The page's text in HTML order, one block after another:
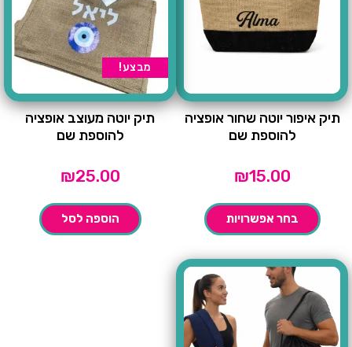
תיק איפור יוטה שחור אופציה
להוספת שם
₪15.00
בחר אפשרויות
מבצע!
תיק יוטה מעוצב אופציה
להוספת שם
₪25.00
הוספה לסל